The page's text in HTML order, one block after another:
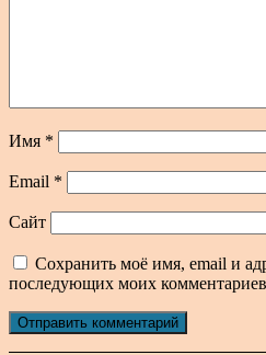
Имя *
Email *
Сайт
Сохранить моё имя, email и
последующих моих